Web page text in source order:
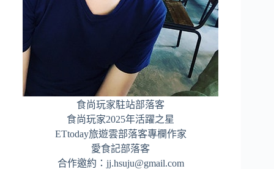
食尚玩家駐站部落客
食尚玩家2025年活躍之星
ETtoday旅遊雲部落客專欄作家
愛食記部落客
合作邀約： jj.hsuju@gmail.com